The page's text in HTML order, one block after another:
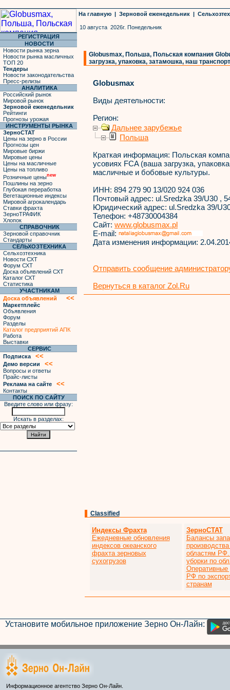
На главную | Зерновой еженедельник |
10 августа 2026г. Понедельник
РЕГИСТРАЦИЯ
НОВОСТИ
Новости рынка зерна
Новости рынка масличных
ТОП 20
Тендеры
Новости законодательства
Пресс-релизы
АНАЛИТИКА
Российский рынок
Мировой рынок
Зерновой еженедельник
Рейтинги
Прогнозы урожая
ИНСТРУМЕНТЫ РЫНКА
ЗерноСТАТ
Цены на зерно в России
Прогнозы цен
Мировые биржи
Мировые цены
Цены на масличные
Цены на топливо
Розничные ценыnew
Пошлины на зерно
Глубокая переработка
Вегетационные индексы
Мировой агрокалендарь
Ставки фрахта
ЗерноТРАФИК
Хлопок
СПРАВОЧНИК
Зерновой справочник
Стандарты
СЕЛЬХОЗТЕХНИКА
Сельхозтехника
Новости СХТ
Форум СХТ
Доска объявлений СХТ
Каталог СХТ
Статистика
УЧАСТНИКАМ
Доска объявлений
<<
Маркетплейс
Объявления
Форум
Разделы
Каталог предприятий АПК
Работа
Выставки
СЕРВИС
Подписка
<<
Демо версии <<
Вопросы и ответы
Прайс-листы
Реклама на сайте
<<
Контакты
ПОИСК ПО САЙТУ
Введите слово или фразу:
Искать в разделах:
Globusmax, Польша, Польская компания
загрузка, упаковка, затамошка, наш
Globusmax
Виды деятельности:
Регион:
Дальнее зарубежье
Польша
Краткая информация: Польская
усовиях FCA (ваша загрузка,
масличные и бобовые культуры.
ИНН: 894 279 90 13/020 924 036
Почтовый адрес: ul.Sredzka 39/U30 ,
Юридический адрес: ul.Sredzka 39/
Телефон: +48730004384
Сайт: www.globusmax.pl
E-mail:
Дата изменения информации:
Отправить сообщение
Вернуться в каталог Zol.Ru
Classified
Индексы Фрахта
Ежедневные обновления
индексов океанского
фрахта зерновых
сухогрузов
ЗерноСТАТ
Балансы
областям
уборки по
РФ по
странам
Установите мобильное приложение Зерно Он-Лайн:
Информационное агентство Зерно Он-Лайн.